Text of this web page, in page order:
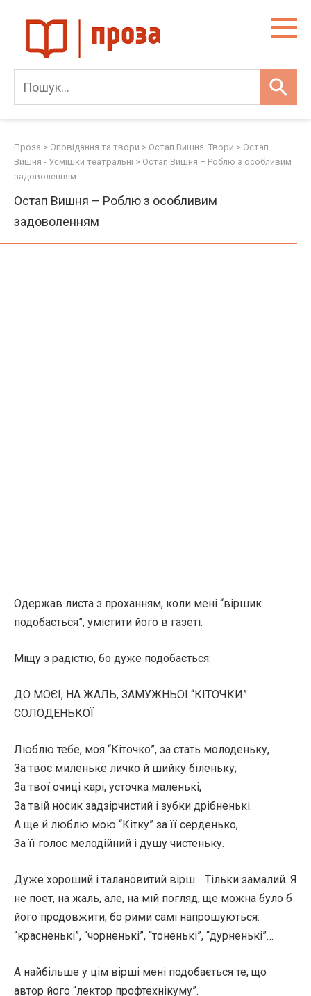
content
Проза > Оповідання та твори > Остап Вишня: Твори > Остап
Вишня - Усмішки театральні > Остап Вишня – Роблю з особливим
задоволенням
Остап Вишня – Роблю з особливим
задоволенням
Одержав листа з проханням, коли мені “віршик
подобається”, умістити його в газеті.
Міщу з радістю, бо дуже подобається:
ДО МОЄЇ, НА ЖАЛЬ, ЗАМУЖНЬОЇ “КІТОЧКИ”
СОЛОДЕНЬКОЇ
Люблю тебе, моя “Кіточко”, за стать молоденьку,
За твоє миленьке личко й шийку біленьку;
За твої очиці карі, усточка маленькі,
За твій носик задзірчистий і зубки дрібненькі.
А ще й люблю мою “Кітку” за її серденько,
За її голос мелодійний і душу чистеньку.
Дуже хороший і талановитий вірш… Тільки замалий. Я
не поет, на жаль, але, на мій погляд, ще можна було б
його продовжити, бо рими самі напрошуються:
“красненькі”, “чорненькі”, “тоненькі”, “дурненькі”…
А найбільше у цім вірші мені подобається те, що
автор його “лектор профтехнікуму”.